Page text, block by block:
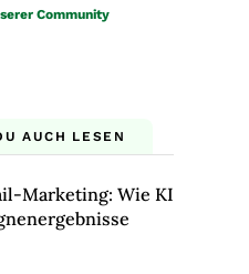
Community
AUCH LESEN
Marketing: Wie KI